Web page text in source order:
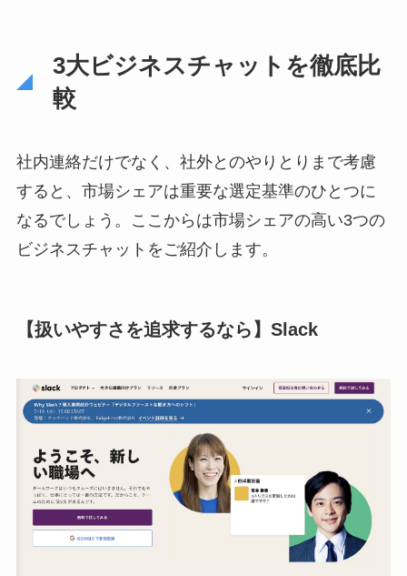
3大ビジネスチャットを徹底比
較
社内連絡だけでなく、社外とのやりとりまで考慮
すると、市場シェアは重要な選定基準のひとつに
なるでしょう。ここからは市場シェアの高い3つの
ビジネスチャットをご紹介します。
【扱いやすさを追求するなら】Slack